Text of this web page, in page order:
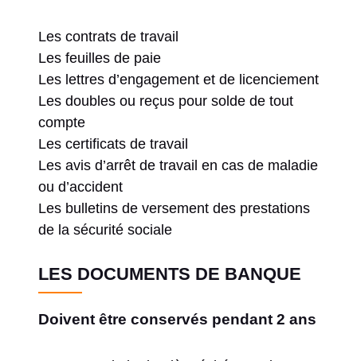
Les contrats de travail
Les feuilles de paie
Les lettres d’engagement et de licenciement
Les doubles ou reçus pour solde de tout
compte
Les certificats de travail
Les avis d’arrêt de travail en cas de maladie
ou d’accident
Les bulletins de versement des prestations
de la sécurité sociale
LES DOCUMENTS DE BANQUE
Doivent être conservés pendant 2 ans